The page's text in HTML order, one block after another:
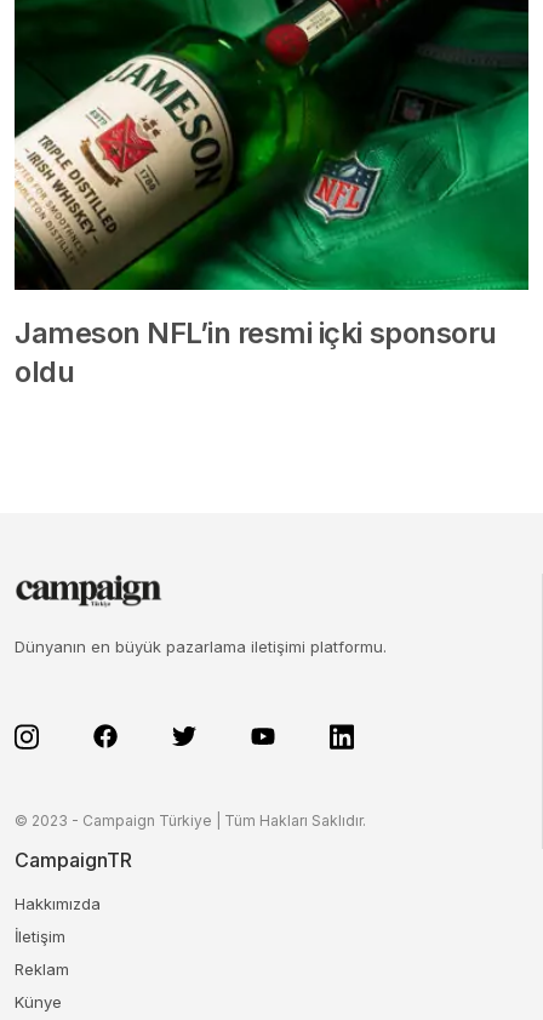
Jameson NFL’in resmi içki sponsoru
oldu
Dünyanın en büyük pazarlama iletişimi platformu.
© 2023 - Campaign Türkiye | Tüm Hakları Saklıdır.
CampaignTR
Hakkımızda
İletişim
Reklam
Künye